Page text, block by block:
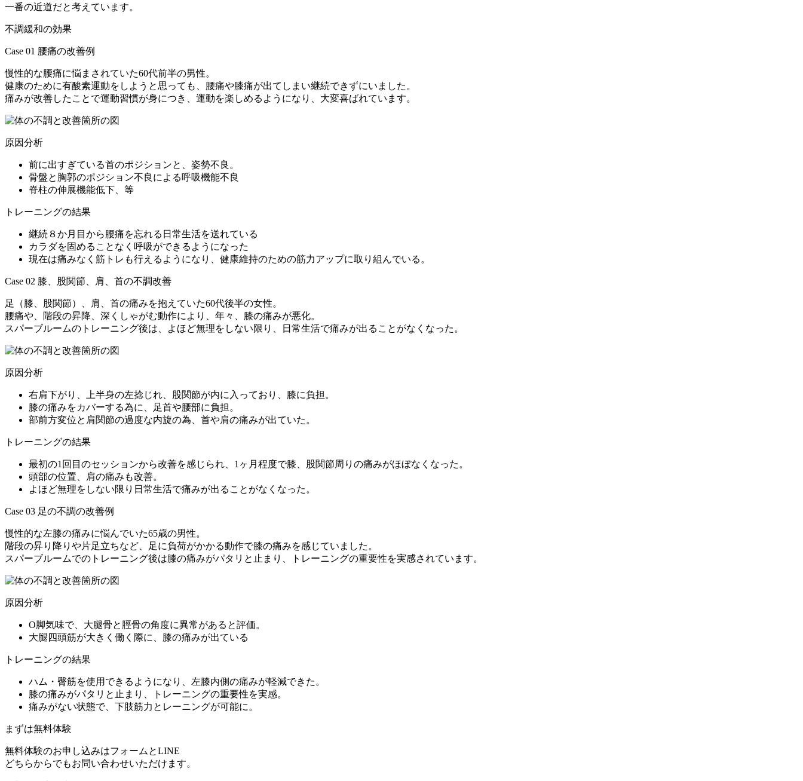
一番の近道だと考えています。
不調緩和の効果
Case 01 腰痛の改善例
慢性的な腰痛に悩まされていた60代前半の男性。
健康のために有酸素運動をしようと思っても、腰痛や膝痛が出てしまい継続できずにいました。
痛みが改善したことで運動習慣が身につき、運動を楽しめるようになり、大変喜ばれています。
原因分析
前に出すぎている首のポジションと、姿勢不良。
骨盤と胸郭のポジション不良による呼吸機能不良
脊柱の伸展機能低下、等
トレーニングの結果
継続８か月目から腰痛を忘れる日常生活を送れている
️カラダを固めることなく呼吸ができるようになった
現在は痛みなく筋トレも行えるようになり、健康維持のための筋力アップに取り組んでいる。
Case 02 膝、股関節、肩、首の不調改善
足（膝、股関節）、肩、首の痛みを抱えていた60代後半の女性。
腰痛や、階段の昇降、深くしゃがむ動作により、年々、膝の痛みが悪化。
スパーブルームのトレーニング後は、よほど無理をしない限り、日常生活で痛みが出ることがなくなった。
原因分析
右肩下がり、上半身の左捻じれ、股関節が内に入っており、膝に負担。
膝の痛みをカバーする為に、足首や腰部に負担。
部前方変位と肩関節の過度な内旋の為、首や肩の痛みが出ていた。
トレーニングの結果
最初の1回目のセッションから改善を感じられ、1ヶ月程度で膝、股関節周りの痛みがほぼなくなった。
頭部の位置、肩の痛みも改善。
よほど無理をしない限り日常生活で痛みが出ることがなくなった。
Case 03 足の不調の改善例
慢性的な左膝の痛みに悩んでいた65歳の男性。
階段の昇り降りや片足立ちなど、足に負荷がかかる動作で膝の痛みを感じていました。
スパーブルームでのトレーニング後は膝の痛みがパタリと止まり、トレーニングの重要性を実感されています。
原因分析
O脚気味で、大腿骨と脛骨の角度に異常があると評価。
大腿四頭筋が大きく働く際に、膝の痛みが出ている
トレーニングの結果
️ハム・臀筋を使用できるようになり、左膝内側の痛みが軽減できた。
️膝の痛みがパタリと止まり、トレーニングの重要性を実感。
️痛みがない状態で、下肢筋力とレーニングが可能に。
まずは無料体験
無料体験のお申し込みはフォームとLINE
どちらからでもお問い合わせいただけます。